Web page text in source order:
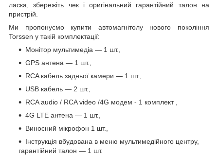
ласка, збережіть чек і оригінальний гарантійний талон на
пристрій.
Ми пропонуємо купити автомагнітолу нового покоління
Torssen у такій комплектації:
Монітор мультимедіа — 1 шт.,
GPS антена — 1 шт.,
RCA кабель задньої камери — 1 шт.,
USB кабель — 2 шт.,
RCA audio / RCA video /4G модем - 1 комплект
4G LTE антена — 1 шт.,
Виносний мікрофон 1 шт.,
Інструкція вбудована в меню мультимедійного центру,
гарантійний талон — 1 шт.